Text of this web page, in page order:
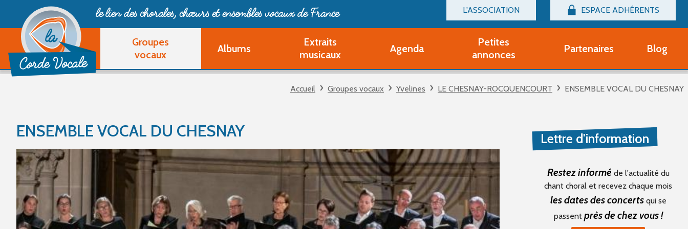
L'ASSOCIATION
Billetterie
Devenir adhérent Groupe Vocal
Devenir adhérent Partenaire
Ouvrir un compte Découverte
ESPACE ADHÉRENTS
Connexion
le lien des chorales, chœurset ensembles vocaux de France
Groupes
vocaux
Albums
Extraits
musicaux
Agenda
Petites
annonces
Partitions d'occasion
Partenaires Blog
Accueil Groupes vocaux Yvelines LE CHESNAY-ROCQUENCOURT ENSEMBLE VOCAL DU CHESNAY
ENSEMBLE VOCAL DU CHESNAY Lettre d'information
Restez informé de l'actualité du
chant choral et recevez chaque mois
les dates des concertsqui se
passent près de chez vous !